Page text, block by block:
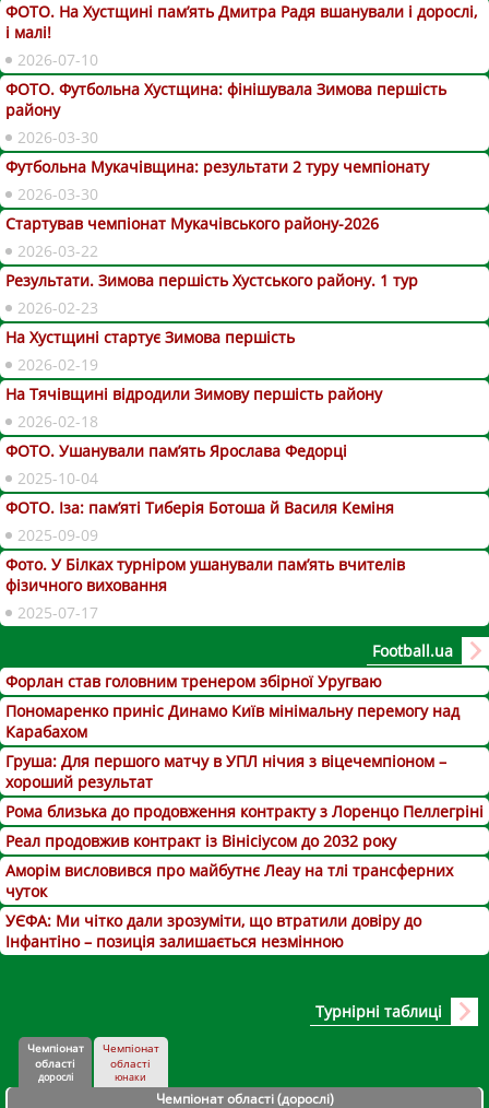
ФОТО. На Хустщині пам’ять Дмитра Радя вшанували і дорослі,
і малі!
2026-07-10
ФОТО. Футбольна Хустщина: фінішувала Зимова першість
району
2026-03-30
Футбольна Мукачівщина: результати 2 туру чемпіонату
2026-03-30
Стартував чемпіонат Мукачівського району-2026
2026-03-22
Результати. Зимова першість Хустського району. 1 тур
2026-02-23
На Хустщині стартує Зимова першість
2026-02-19
На Тячівщині відродили Зимову першість району
2026-02-18
ФОТО. Ушанували пам’ять Ярослава Федорці
2025-10-04
ФОТО. Іза: пам’яті Тиберія Ботоша й Василя Кеміня
2025-09-09
Фото. У Білках турніром ушанували пам’ять вчителів
фізичного виховання
2025-07-17
Football.ua
Форлан став головним тренером збірної Уругваю
Пономаренко приніс Динамо Київ мінімальну перемогу над
Карабахом
Груша: Для першого матчу в УПЛ нічия з віцечемпіоном –
хороший результат
Рома близька до продовження контракту з Лоренцо Пеллегріні
Реал продовжив контракт із Вінісіусом до 2032 року
Аморім висловився про майбутнє Леау на тлі трансферних
чуток
УЄФА: Ми чітко дали зрозуміти, що втратили довіру до
Інфантіно – позиція залишається незмінною
Турнірні таблиці
Чемпіонат
області
дорослі
Чемпіонат
області
юнаки
Чемпіонат області (дорослі)